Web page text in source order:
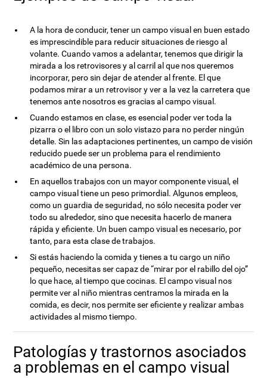
A la hora de conducir, tener un campo visual en buen estado
es imprescindible para reducir situaciones de riesgo al
volante. Cuando vamos a adelantar, tenemos que dirigir la
mirada a los retrovisores y al carril al que nos queremos
incorporar, pero sin dejar de atender al frente. El que
podamos mirar a un retrovisor y ver a la vez la carretera que
tenemos ante nosotros es gracias al campo visual.
Cuando estamos en clase, es esencial poder ver toda la
pizarra o el libro con un solo vistazo para no perder ningún
detalle. Sin las adaptaciones pertinentes, un campo de visión
reducido puede ser un problema para el rendimiento
académico de una persona.
En aquellos trabajos con un mayor componente visual, el
campo visual tiene un peso primordial. Algunos empleos,
como un guardia de seguridad, no sólo necesita poder ver
todo su alrededor, sino que necesita hacerlo de manera
rápida y eficiente. Un buen campo visual es necesario, por
tanto, para esta clase de trabajos.
Si estás haciendo la comida y tienes a tu cargo un niño
pequeño, necesitas ser capaz de “mirar por el rabillo del ojo”
lo que hace, al tiempo que cocinas. El campo visual nos
permite ver al niño mientras centramos la mirada en la
comida, es decir, nos permite ser eficiente y realizar ambas
actividades al mismo tiempo.
Patologías y trastornos asociados
a problemas en el campo visual